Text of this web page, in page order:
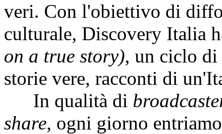
veri. Con l'obiettivo di
culturale, Discovery Italia
on a true story), un ciclo di
storie vere, racconti di
In qualità di
share, ogni giorno